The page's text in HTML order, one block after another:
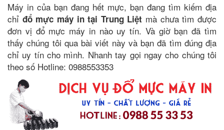
Máy in của bạn đang hết mực, bạn đang tìm kiếm địa
chỉ đổ mực máy in tại Trung Liệt mà chưa tìm được
đơn vị đổ mực máy in nào uy tín. Và giờ bạn đã tìm
thấy chúng tôi qua bài viết này và bạn đã tìm đúng địa
chỉ uy tín cho mình. Nhanh tay gọi ngay cho chúng tôi
theo số Hotline: 0988553353